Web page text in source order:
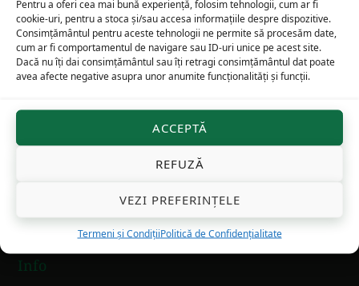
Pentru a oferi cea mai bună experiență, folosim tehnologii, cum ar fi
cookie-uri, pentru a stoca și/sau accesa informațiile despre dispozitive.
Consimțământul pentru aceste tehnologii ne permite să procesăm date,
cum ar fi comportamentul de navigare sau ID-uri unice pe acest site.
Dacă nu îți dai consimțământul sau îți retragi consimțământul dat poate
avea afecte negative asupra unor anumite funcționalități și funcții.
ACCEPTĂ
REFUZĂ
VEZI PREFERINȚELE
Termeni și CondițiiPolitică de Confidențialitate
Footer
Cuvântări arhid. Ioan Ică jr
Cuvântări ale arhid. Ioan Ică jr
pot fi găsite pe Youtube.com:Arhidiacon Ioan Ică
jrși Facebook:Editura Deisis
Info